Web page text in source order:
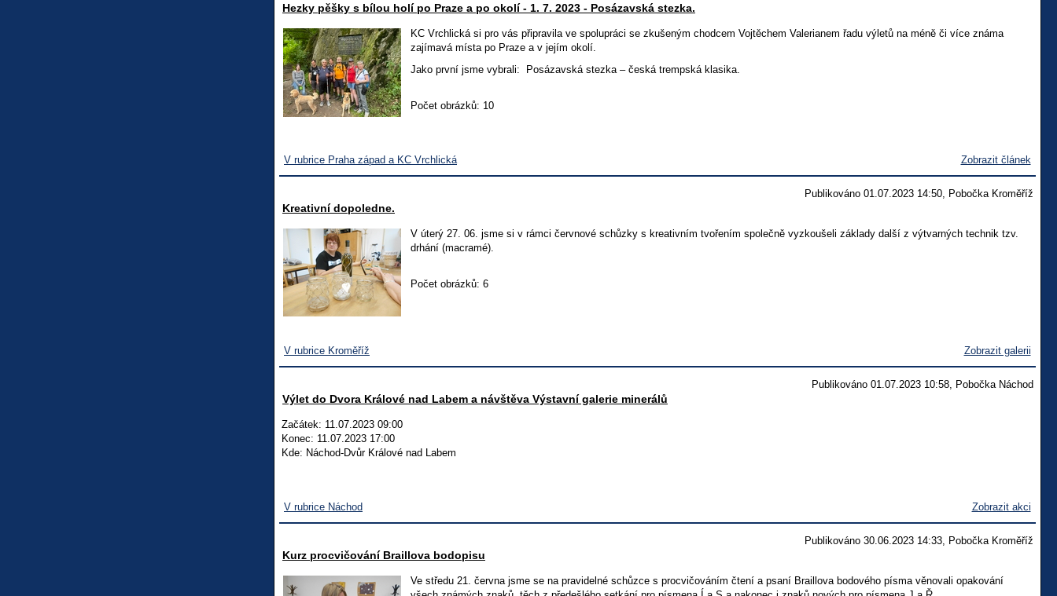
Hezky pěšky s bílou holí po Praze a po okolí - 1. 7. 2023 - Posázavská stezka.
KC Vrchlická si pro vás připravila ve spolupráci se zkušeným chodcem Vojtěchem Valerianem řadu výletů na méně či více známa
zajímavá místa po Praze a v jejím okolí.
Jako první jsme vybrali: Posázavská stezka – česká trempská klasika.
Počet obrázků: 10
V rubrice Praha západ a KC Vrchlická Zobrazit článek
Publikováno 01.07.2023 14:50, Pobočka Kroměříž
Kreativní dopoledne.
V úterý 27. 06. jsme si v rámci červnové schůzky s kreativním tvořením společně vyzkoušeli základy další z výtvarných technik tzv.
drhání (macramé).
Počet obrázků: 6
V rubrice Kroměříž Zobrazit galerii
Publikováno 01.07.2023 10:58, Pobočka Náchod
Výlet do Dvora Králové nad Labem a návštěva Výstavní galerie minerálů
Začátek: 11.07.2023 09:00
Konec: 11.07.2023 17:00
Kde: Náchod-Dvůr Králové nad Labem
V rubrice Náchod Zobrazit akci
Publikováno 30.06.2023 14:33, Pobočka Kroměříž
Kurz procvičování Braillova bodopisu
Ve středu 21. června jsme se na pravidelné schůzce s procvičováním čtení a psaní Braillova bodového písma věnovali opakování